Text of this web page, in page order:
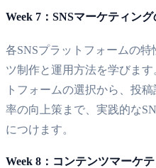
Week 7：SNSマーケティング
各SNSプラットフォームの
ツ制作と運用方法を学びま
トフォームの選択から、投
率の向上策まで、実践的な
につけます。
Week 8：コンテンツマーケ